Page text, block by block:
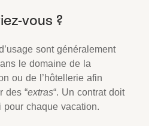
sont généralement
le domaine de la
ou de l’hôtellerie afin
des “extras“. Un contrat doit
pour chaque vacation.